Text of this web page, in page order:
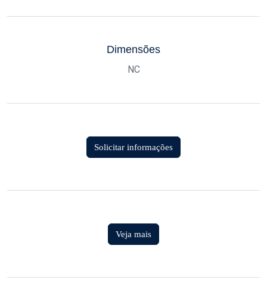
Dimensões
NC
Solicitar informações
Veja mais